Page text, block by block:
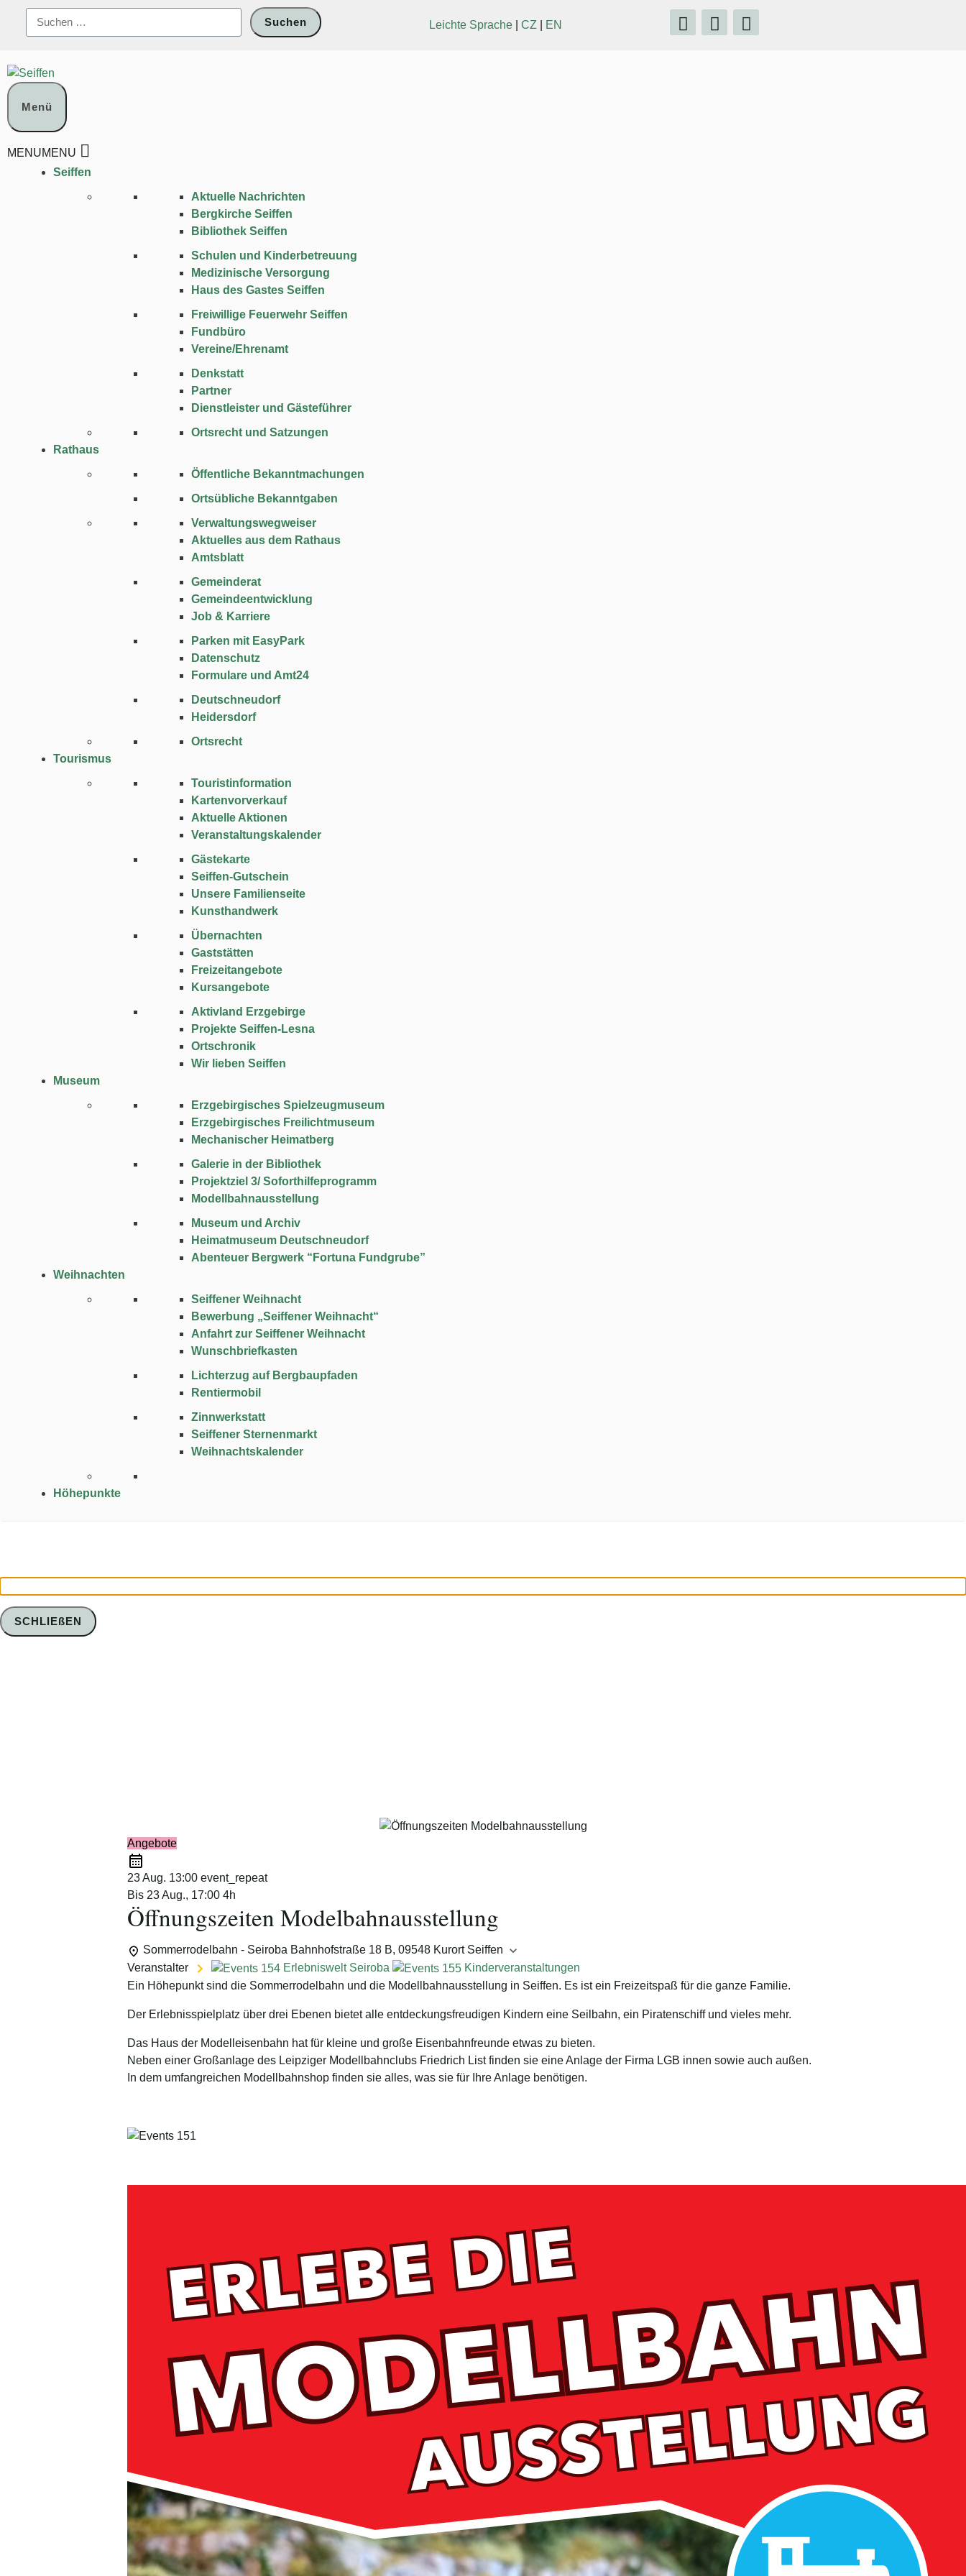
Suchen
nach:
Leichte Sprache CZ EN
Menü
MENUMENU
Seiffen
Aktuelle Nachrichten
Bergkirche Seiffen
Bibliothek Seiffen
Schulen und Kinder­betreuung
Medizinische Versorgung
Haus des Gastes Seiffen
Freiwillige Feuerwehr Seiffen
Fundbüro
Vereine/Ehrenamt
Denkstatt
Partner
Dienstleister und Gästeführer
Ortsrecht und Satzungen
Rathaus
Öffentliche Bekanntmachungen
Ortsübliche Bekanntgaben
Verwaltungswegweiser
Aktuelles aus dem Rathaus
Amtsblatt
Gemeinderat
Gemeindeentwicklung
Job & Karriere
Parken mit EasyPark
Datenschutz
Formulare und Amt24
Deutschneudorf
Heidersdorf
Ortsrecht
Tourismus
Touristinformation
Kartenvorverkauf
Aktuelle Aktionen
Veranstaltungskalender
Gästekarte
Seiffen-Gutschein
Unsere Familienseite
Kunsthandwerk
Übernachten
Gaststätten
Freizeitangebote
Kursangebote
Aktivland Erzgebirge
Projekte Seiffen-Lesna
Ortschronik
Wir lieben Seiffen
Museum
Erzgebirgisches Spielzeugmuseum
Erzgebirgisches Freilichtmuseum
Mechanischer Heimatberg
Galerie in der Bibliothek
Projektziel 3/ Soforthilfeprogramm
Modellbahnausstellung
Museum und Archiv
Heimatmuseum Deutschneudorf
Abenteuer Bergwerk “Fortuna Fundgrube”
Weihnachten
Seiffener Weihnacht
Bewerbung „Seiffener Weihnacht“
Anfahrt zur Seiffener Weihnacht
Wunschbriefkasten
Lichterzug auf Bergbaupfaden
Rentiermobil
Zinnwerkstatt
Seiffener Sternenmarkt
Weihnachtskalender
Höhepunkte
Angebote
23 Aug. 13:00 event_repeat
Bis 23 Aug., 17:00 4h
Öffnungszeiten Modelbahnausstellung
Sommerrodelbahn - Seiroba Bahnhofstraße 18 B, 09548 Kurort Seiffen
Veranstalter
Erlebniswelt Seiroba
Kinderveranstaltungen
Ein Höhepunkt sind die Sommerrodelbahn und die Modellbahnausstellung in Seiffen. Es ist ein Freizeitspaß für die ganze Familie.
Der Erlebnisspielplatz über drei Ebenen bietet alle entdeckungsfreudigen Kindern eine Seilbahn, ein Piratenschiff und vieles mehr.
Das Haus der Modelleisenbahn hat für kleine und große Eisenbahnfreunde etwas zu bieten.
Neben einer Großanlage des Leipziger Modellbahnclubs Friedrich List finden sie eine Anlage der Firma LGB innen sowie auch außen.
In dem umfangreichen Modellbahnshop finden sie alles, was sie für Ihre Anlage benötigen.
SCHLIEßEN